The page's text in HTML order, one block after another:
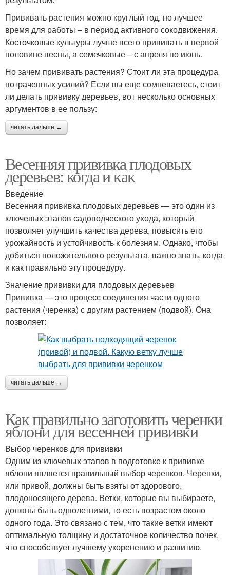
Прививать растения можно круглый год, но лучшее
время для работы – в период активного сокодвижения.
Косточковые культуры лучше всего прививать в первой
половине весны, а семечковые – с апреля по июнь.
Но зачем прививать растения? Стоит ли эта процедура
потраченных усилий? Если вы еще сомневаетесь, стоит
ли делать прививку деревьев, вот несколько основных
аргументов в ее пользу:
читать дальше →
Весенняя прививка плодовых
деревьев: когда и как
Введение
Весенняя прививка плодовых деревьев — это один из
ключевых этапов садоводческого ухода, который
позволяет улучшить качества дерева, повысить его
урожайность и устойчивость к болезням. Однако, чтобы
добиться положительного результата, важно знать, когда
и как правильно эту процедуру.
Значение прививки для плодовых деревьев
Прививка — это процесс соединения части одного
растения (черенка) с другим растением (подвой). Она
позволяет:
читать дальше →
Как правильно заготовить черенки
яблони для весенней прививки
Выбор черенков для прививки
Одним из ключевых этапов в подготовке к прививке
яблони является правильный выбор черенков. Черенки,
или привой, должны быть взяты от здорового,
плодоносящего дерева. Ветки, которые вы выбираете,
должны быть однолетними, то есть возрастом около
одного года. Это связано с тем, что такие ветки имеют
оптимальную толщину и достаточное количество почек,
что способствует лучшему укоренению и развитию.